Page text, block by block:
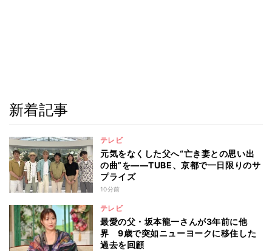
新着記事
テレビ
元気をなくした父へ“亡き妻との思い出
の曲”を――TUBE、京都で一日限りのサ
プライズ
10分前
テレビ
最愛の父・坂本龍一さんが3年前に他
界 9歳で突如ニューヨークに移住した
過去を回顧